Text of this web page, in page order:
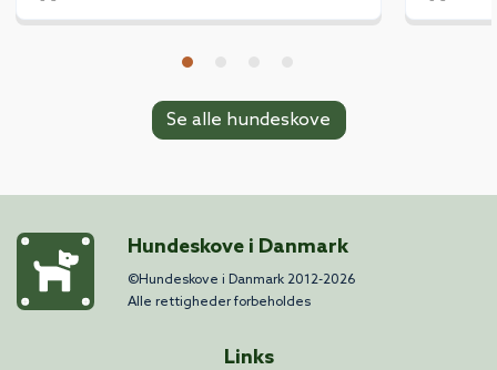
Se alle hundeskove
Hundeskove i Danmark
©Hundeskove i Danmark 2012-2026
Alle rettigheder forbeholdes
Links